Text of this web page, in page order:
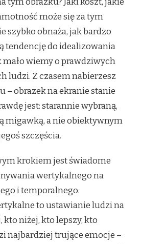
może się za tym
szybko obnaża, jak bardzo
tendencję do idealizowania
mało wiemy o prawdziwych
ludzi. Z czasem nabierzesz
– obrazek na ekranie stanie
jest: starannie wybraną,
migawką, a nie obiektywnym
szczęścia.
krokiem jest świadome
wertykalnego na
i temporalnego.
to ustawianie ludzi na
kto niżej, kto lepszy, kto
najbardziej trujące emocje –